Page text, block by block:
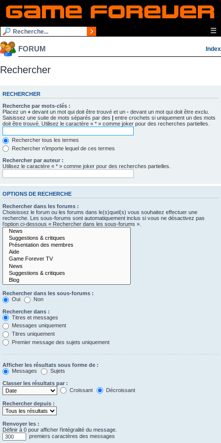
☰
FORUM Index
Rechercher
RECHERCHER
Recherche par mots-clés :
Placez un + devant un mot qui doit être trouvé et un - devant un mot qui doit être exclu.
Saisissez une suite de mots séparés par des | entre crochets si uniquement un des mots
doit être trouvé. Utilisez le caractère « * » comme joker pour des recherches partielles.
Rechercher tous les termes
Rechercher n’importe lequel de ces termes
Rechercher par auteur :
Utilisez le caractère « * » comme joker pour des recherches partielles.
OPTIONS DE RECHERCHE
Rechercher dans les forums :
Choisissez le forum ou les forums dans le(s)quel(s) vous souhaitez effectuer une
recherche. Les sous-forums sont automatiquement inclus si vous ne désactivez pas
l’option ci-dessous « Rechercher dans les sous-forums ».
Rechercher dans les sous-forums :
Oui
Non
Rechercher dans :
Titres et messages
Messages uniquement
Titres uniquement
Premier message des sujets uniquement
Afficher les résultats sous forme de :
Messages
Sujets
Classer les résultats par :
Croissant
Décroissant
Rechercher depuis :
Renvoyer les :
Définir à 0 pour afficher l’intégralité du message.
premiers caractères des messages